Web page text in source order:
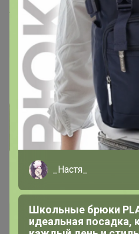
Артикул чехол
Фотографии
Комментарии
_Настя_
Школьные брюки
идеальная посадка,